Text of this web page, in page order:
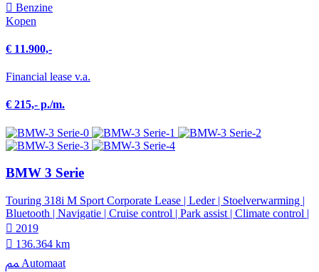
Benzine
Kopen
€ 11.900,-
Financial lease v.a.
€ 215,- p./m.
BMW 3 Serie
Touring 318i M Sport Corporate Lease | Leder | Stoelverwarming |
Bluetooth | Navigatie | Cruise control | Park assist | Climate control |
2019
136.364 km
Automaat